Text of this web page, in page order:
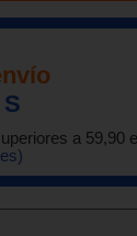
a 59,90